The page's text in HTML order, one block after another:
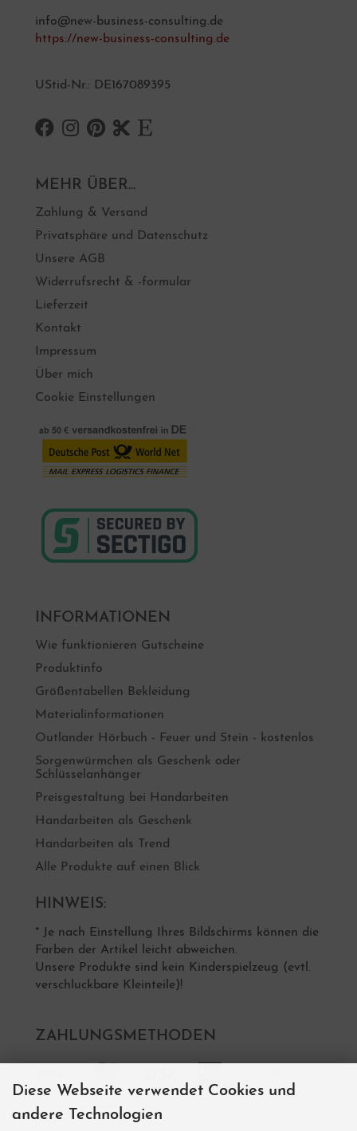
info@new-business-consulting.de
https://new-business-consulting.de
UStid-Nr.: DE167089395
MEHR ÜBER...
Zahlung & Versand
Privatsphäre und Datenschutz
Unsere AGB
Widerrufsrecht & -formular
Lieferzeit
Kontakt
Impressum
Über mich
Cookie Einstellungen
INFORMATIONEN
Wie funktionieren Gutscheine
Produktinfo
Größentabellen Bekleidung
Materialinformationen
Outlander Hörbuch - Feuer und Stein - kostenlos
Sorgenwürmchen als Geschenk oder
Schlüsselanhänger
Preisgestaltung bei Handarbeiten
Handarbeiten als Geschenk
Handarbeiten als Trend
Alle Produkte auf einen Blick
HINWEIS:
* Je nach Einstellung Ihres Bildschirms können die
Farben der Artikel leicht abweichen.
Unsere Produkte sind kein Kinderspielzeug (evtl.
verschluckbare Kleinteile)!
ZAHLUNGSMETHODEN
Diese Webseite verwendet Cookies und
andere Technologien